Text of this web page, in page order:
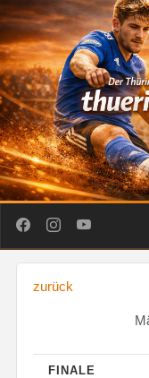
zurück
FINALE